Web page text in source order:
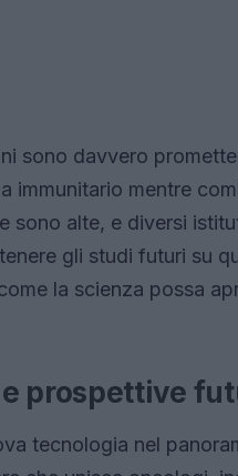
sono davvero
immunitario mentre
sono alte, e diversi
gli studi futuri su
la scienza possa
prospettive
tecnologia nel